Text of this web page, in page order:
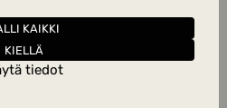
KAIKKI
KIELLÄ
tiedot